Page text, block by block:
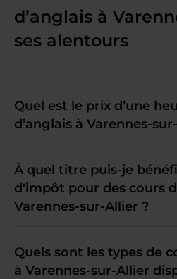
d’anglais à
ses alentours
Quel est le prix d’une
d’anglais à Varennes-
À quel titre puis-je
d'impôt pour des cours
Varennes-sur-Allier ?
Quels sont les types de
à Varennes-sur-Allier